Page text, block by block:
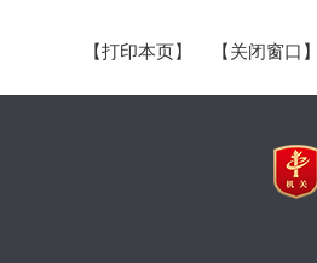
【打印本页】 【关闭窗口】